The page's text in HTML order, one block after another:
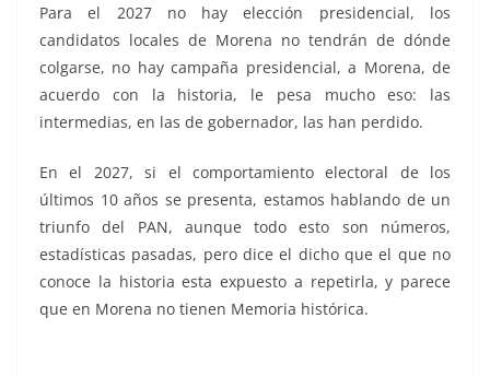
Para el 2027 no hay elección presidencial, los
candidatos locales de Morena no tendrán de dónde
colgarse, no hay campaña presidencial, a Morena, de
acuerdo con la historia, le pesa mucho eso: las
intermedias, en las de gobernador, las han perdido.
En el 2027, si el comportamiento electoral de los
últimos 10 años se presenta, estamos hablando de un
triunfo del PAN, aunque todo esto son números,
estadísticas pasadas, pero dice el dicho que el que no
conoce la historia esta expuesto a repetirla, y parece
que en Morena no tienen Memoria histórica.